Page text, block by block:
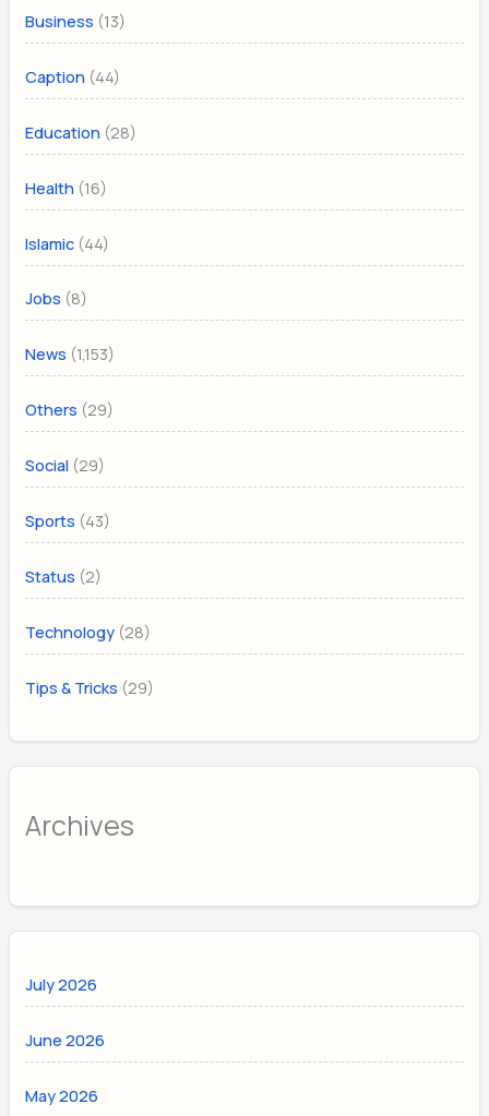
Business (13)
Caption (44)
Education (28)
Health (16)
Islamic (44)
Jobs (8)
News (1,153)
Others (29)
Social (29)
Sports (43)
Status (2)
Technology (28)
Tips & Tricks (29)
Archives
July 2026
June 2026
May 2026